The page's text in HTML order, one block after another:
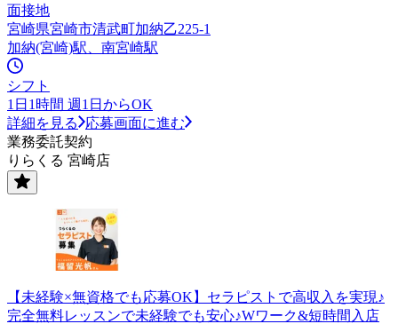
面接地
宮崎県宮崎市清武町加納乙225-1
加納(宮崎)駅、南宮崎駅
シフト
1日1時間 週1日からOK
詳細を見る
応募画面に進む
業務委託契約
りらくる 宮崎店
【未経験×無資格でも応募OK】セラピストで高収入を実現♪
完全無料レッスンで未経験でも安心♪Wワーク&短時間入店